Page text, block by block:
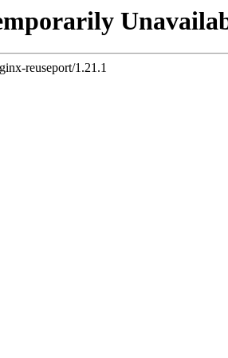
reuseport/1.21.1